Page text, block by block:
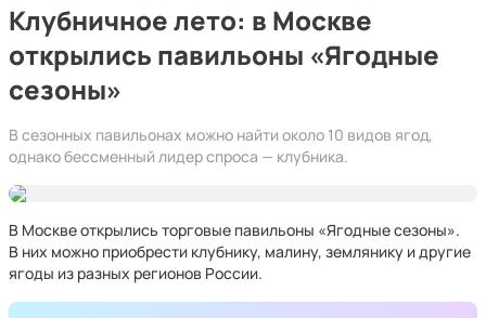
Клубничное лето: в Москве
открылись павильоны «Ягодные
сезоны»
В сезонных павильонах можно найти около 10 видов ягод,
однако бессменный лидер спроса — клубника.
В Москве открылись торговые павильоны «Ягодные сезоны».
В них можно приобрести клубнику, малину, землянику и другие
ягоды из разных регионов России.